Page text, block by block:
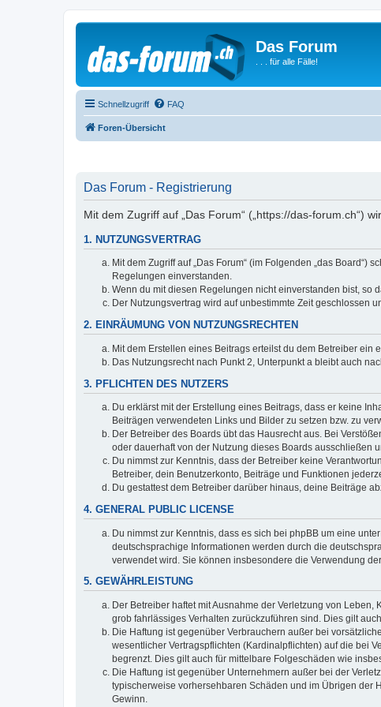
Das Forum
. . . für alle Fälle!
Schnellzugriff FAQ
Foren-Übersicht
Das Forum - Registrierung
Mit dem Zugriff auf „Das Forum“ („https://das-forum.ch“)
1. NUTZUNGSVERTRAG
Mit dem Zugriff auf „Das Forum“ (im Folgenden „das
Regelungen einverstanden.
Wenn du mit diesen Regelungen nicht einverstanden bist, so
Der Nutzungsvertrag wird auf unbestimmte Zeit geschlossen
2. EINRÄUMUNG VON NUTZUNGSRECHTEN
Mit dem Erstellen eines Beitrags erteilst du dem Betreiber
Das Nutzungsrecht nach Punkt 2, Unterpunkt a bleibt auch
3. PFLICHTEN DES NUTZERS
Du erklärst mit der Erstellung eines Beitrags, dass er keine
Beiträgen verwendeten Links und Bilder zu setzen bzw. zu
Der Betreiber des Boards übt das Hausrecht aus. Bei
oder dauerhaft von der Nutzung dieses Boards ausschließen
Du nimmst zur Kenntnis, dass der Betreiber keine
Betreiber, dein Benutzerkonto, Beiträge und Funktionen
Du gestattest dem Betreiber darüber hinaus, deine Beiträge
4. GENERAL PUBLIC LICENSE
Du nimmst zur Kenntnis, dass es sich bei phpBB um eine unter
deutschsprachige Informationen werden durch die
verwendet wird. Sie können insbesondere die Verwendung
5. GEWÄHRLEISTUNG
Der Betreiber haftet mit Ausnahme der Verletzung von
grob fahrlässiges Verhalten zurückzuführen sind. Dies gilt
Die Haftung ist gegenüber Verbrauchern außer bei
wesentlicher Vertragspflichten (Kardinalpflichten) auf die bei
begrenzt. Dies gilt auch für mittelbare Folgeschäden wie
Die Haftung ist gegenüber Unternehmern außer bei der
typischerweise vorhersehbaren Schäden und im Übrigen der
Gewinn.